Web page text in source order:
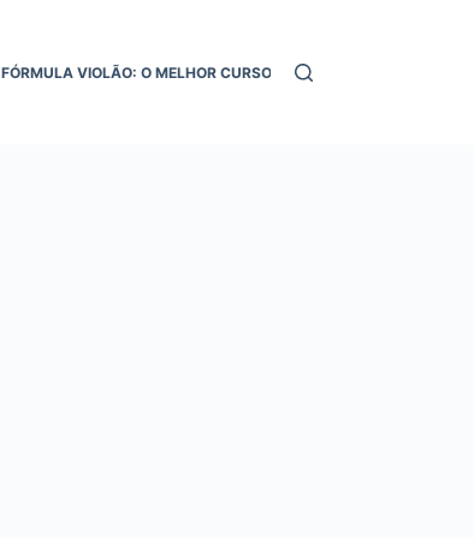
FÓRMULA VIOLÃO: O MELHOR CURSO DE VIOLÃO ONLINE!